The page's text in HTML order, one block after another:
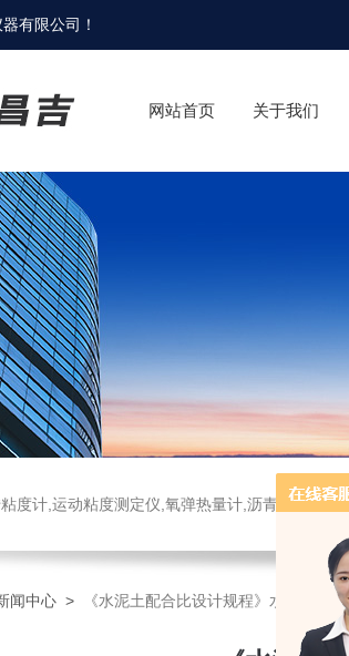
器有限公司 ！
网站首页 关于我们
度计,运动粘度测定仪,氧弹热量计,沥青针入度试
闻中心 > 《水泥土配合比设计规程》水泥土渗透